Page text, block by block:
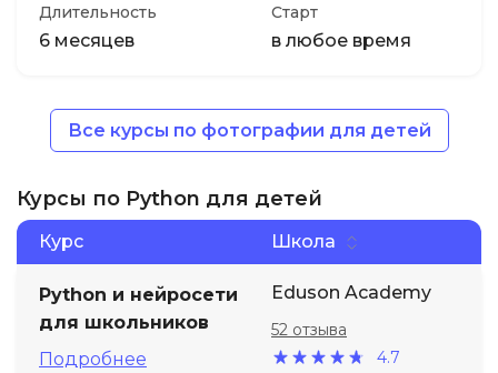
Длительность
6 месяцев
Старт
в любое время
Все курсы по фотографии для детей
Курсы по Python для детей
Курс Школа
Python и нейросети
для школьников
Подробнее
Eduson Academy
4.7
52 отзыва